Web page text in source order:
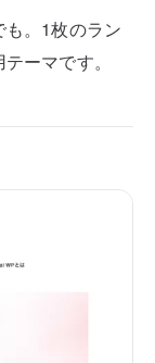
。1枚のラン
ーマです。